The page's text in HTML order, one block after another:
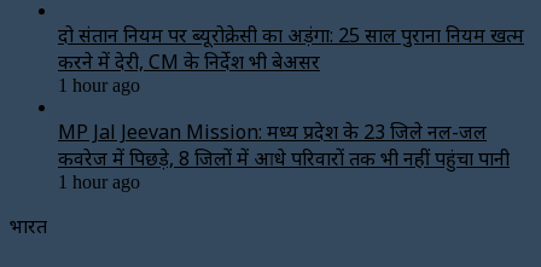
दो संतान नियम पर ब्यूरोक्रेसी का अड़ंगा: 25 साल पुराना नियम खत्म
करने में देरी, CM के निर्देश भी बेअसर
1 hour ago
MP Jal Jeevan Mission: मध्य प्रदेश के 23 जिले नल-जल
कवरेज में पिछड़े, 8 जिलों में आधे परिवारों तक भी नहीं पहुंचा पानी
1 hour ago
भारत